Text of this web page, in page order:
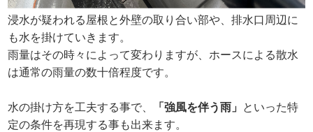
浸水が疑われる屋根と外壁の取り合い部や、排水口周辺に
も水を掛けていきます。
雨量はその時々によって変わりますが、ホースによる散水
は通常の雨量の数十倍程度です。
水の掛け方を工夫する事で、 「強風を伴う雨」 といった特
定の条件を再現する事も出来ます。